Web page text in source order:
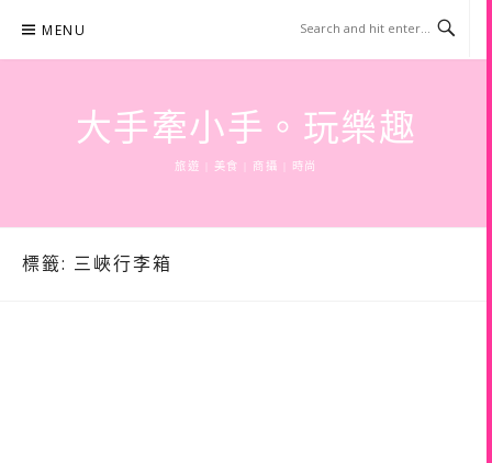
content
MENU
大手牽小手。玩樂趣
旅遊 | 美食 | 商攝 | 時尚
標籤: 三峽行李箱